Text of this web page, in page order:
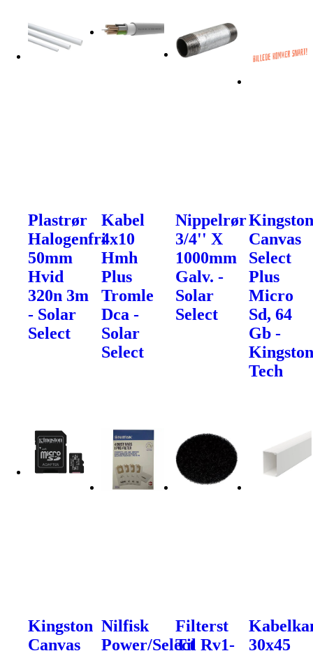
Plastrør
Halogenfri
50mm
Hvid
320n 3m
- Solar
Select
Kabel
4x10
Hmh
Plus
Tromle
Dca -
Solar
Select
Nippelrør
3/4'' X
1000mm
Galv. -
Solar
Select
Canvas
Select
Plus
Micro
Sd, 64
Gb -
Tech
Kingston
Canvas
Nilfisk
Power/Select
Filterst
Til Rv1-
30x45